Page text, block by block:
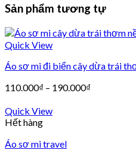
Sản phẩm tương tự
Quick View
Áo sơ mi đi biển cây dừa trái
110.000₫ – 190.000₫
Quick View
Hết hàng
Áo sơ mi travel